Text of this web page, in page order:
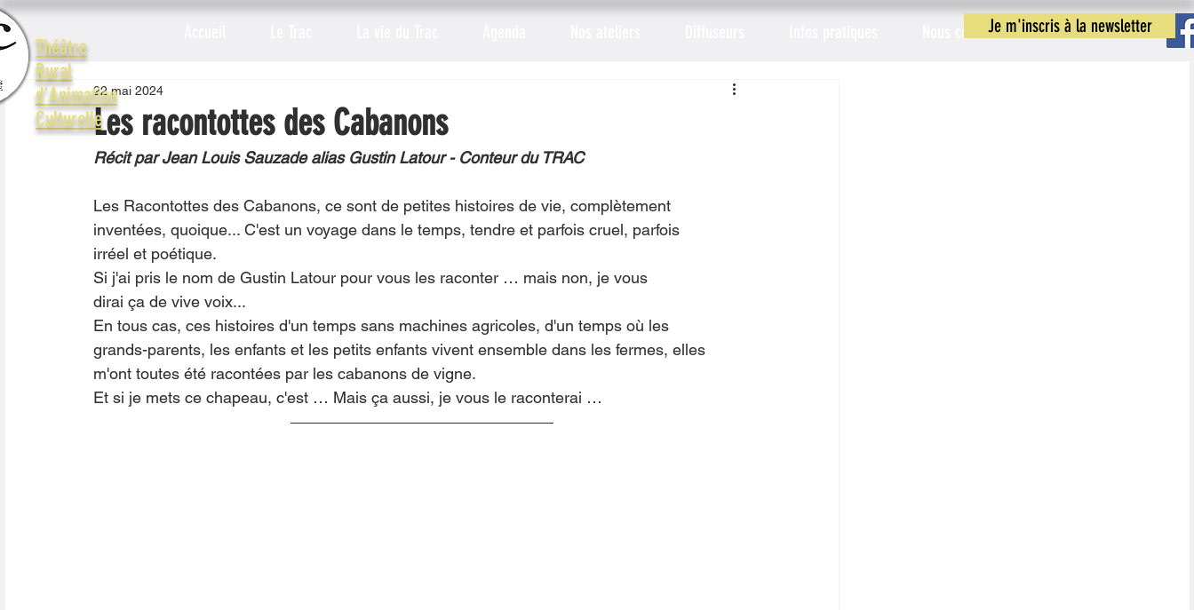
Je m'inscris à la newsletter
Nous contacter
Les racontottes des Cabanons
22 mai 2024
Récit par Jean Louis Sauzade alias Gustin Latour - Conteur du TRAC
Les Racontottes des Cabanons, ce sont de petites histoires de vie, complètement
inventées, quoique... C'est un voyage dans le temps, tendre et parfois cruel, parfois
irréel et poétique.
Si j'ai pris le nom de Gustin Latour pour vous les raconter … mais non, je vous
dirai ça de vive voix...
En tous cas, ces histoires d'un temps sans machines agricoles, d'un temps où les
grands-parents, les enfants et les petits enfants vivent ensemble dans les fermes, elles
m'ont toutes été racontées par les cabanons de vigne.
Et si je mets ce chapeau, c'est … Mais ça aussi, je vous le raconterai …
Théâtre
Rural
d'Animation
Culturelle